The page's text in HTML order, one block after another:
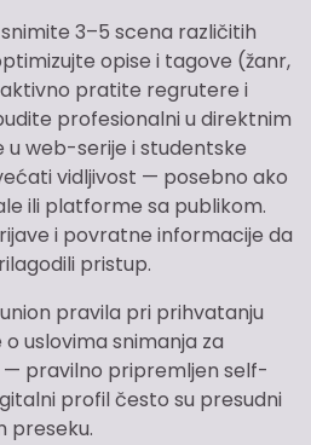
3–5 scena različitih
opise i tagove (žanr,
pratite regrutere i
profesionalni u direktnim
u web-serije i studentske
vidljivost — posebno ako
ili platforme sa publikom.
i povratne informacije da
pristup.
pravila pri prihvatanju
uslovima snimanja za
pravilno pripremljen self-
profil često su presudni
preseku.